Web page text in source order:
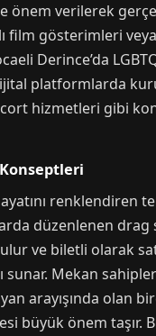
önem verilerek
film gösterimleri
Derince’da
platformlarda
hizmetleri gibi
renklendiren
düzenlenen drag
ve biletli olarak
sunar. Mekan
arayışında olan
büyük önem taşır.